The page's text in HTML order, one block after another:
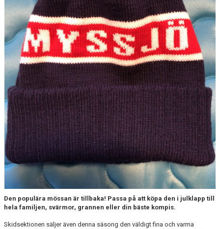
FRÖJDHOLMSLOPPET
Den populära mössan är tillbaka! Passa på att köpa den i julklapp till
hela familjen, svärmor, grannen eller din bäste kompis.
Skidsektionen säljer även denna säsong den väldigt fina och varma